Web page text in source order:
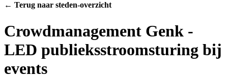
← Terug naar steden-overzicht
Crowdmanagement Genk -
LED publieksstroomsturing bij
events